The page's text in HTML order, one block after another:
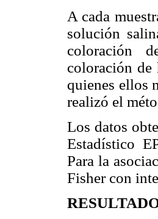
A cada
solución
coloración
coloración
quienes ellos
realizó el
Los datos
Estadístico
Para la
Fisher con